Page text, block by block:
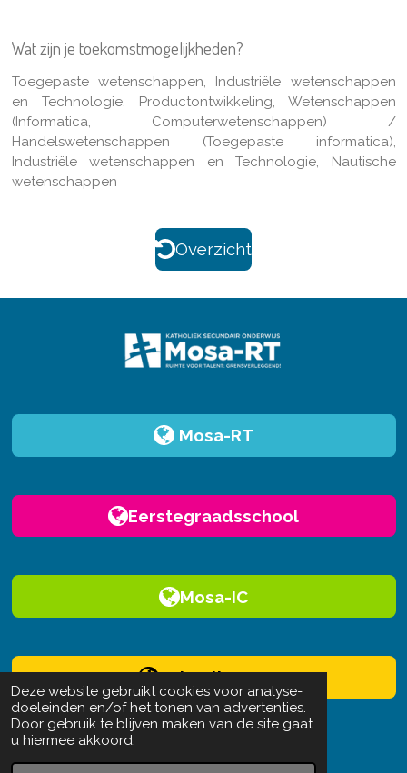
Deze website gebruikt cookies voor analyse-
doeleinden en/of het tonen van advertenties.
Door gebruik te blijven maken van de site gaat
u hiermee akkoord.
Wat zijn je toekomstmogelijkheden?
Toegepaste wetenschappen, Industriële wetenschappen
en Technologie, Productontwikkeling, Wetenschappen
(Informatica, Computerwetenschappen) /
Handelswetenschappen (Toegepaste informatica),
Industriële wetenschappen en Technologie, Nautische
wetenschappen
Overzicht
Mosa-RT
Eerstegraadsschool
Mosa-IC
Schoolhouse